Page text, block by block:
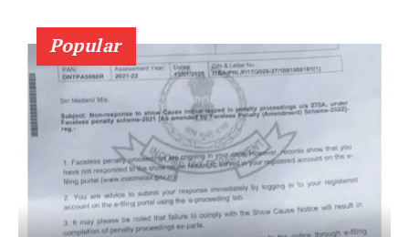
Popular